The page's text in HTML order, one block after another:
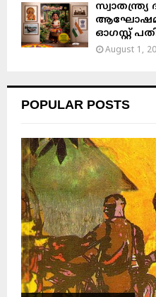
ഓഗസ്റ്റ്
August 1,
POPULAR POSTS